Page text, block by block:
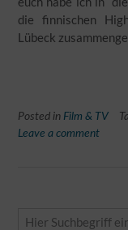
die finnischen
Lübeck
Posted in Film & TV
Leave a comment